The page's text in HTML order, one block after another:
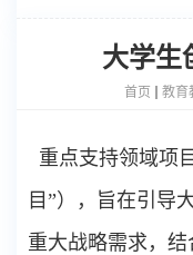
大学生
首页 教育
重点支持领域项
目”），旨在引导
重大战略需求，